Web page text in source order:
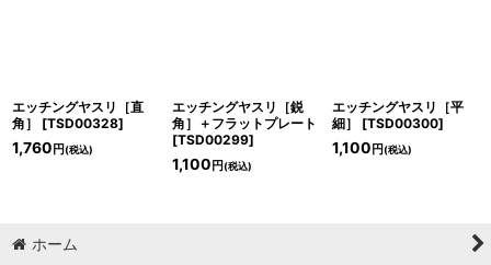
エッチングヤスリ［直
角］
[TSD00328]
1,760 円(税込)
エッチングヤスリ［鋭
角］＋フラットプレート
[TSD00299]
1,100 円(税込)
エッチングヤスリ［平
細］
[TSD00300]
1,100 円(税込)
ホーム